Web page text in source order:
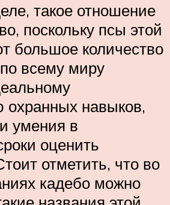
такое отношение
поскольку псы этой
большое количество
всему миру
охранных навыков,
умения в
оценить
отметить, что во
кадебо можно